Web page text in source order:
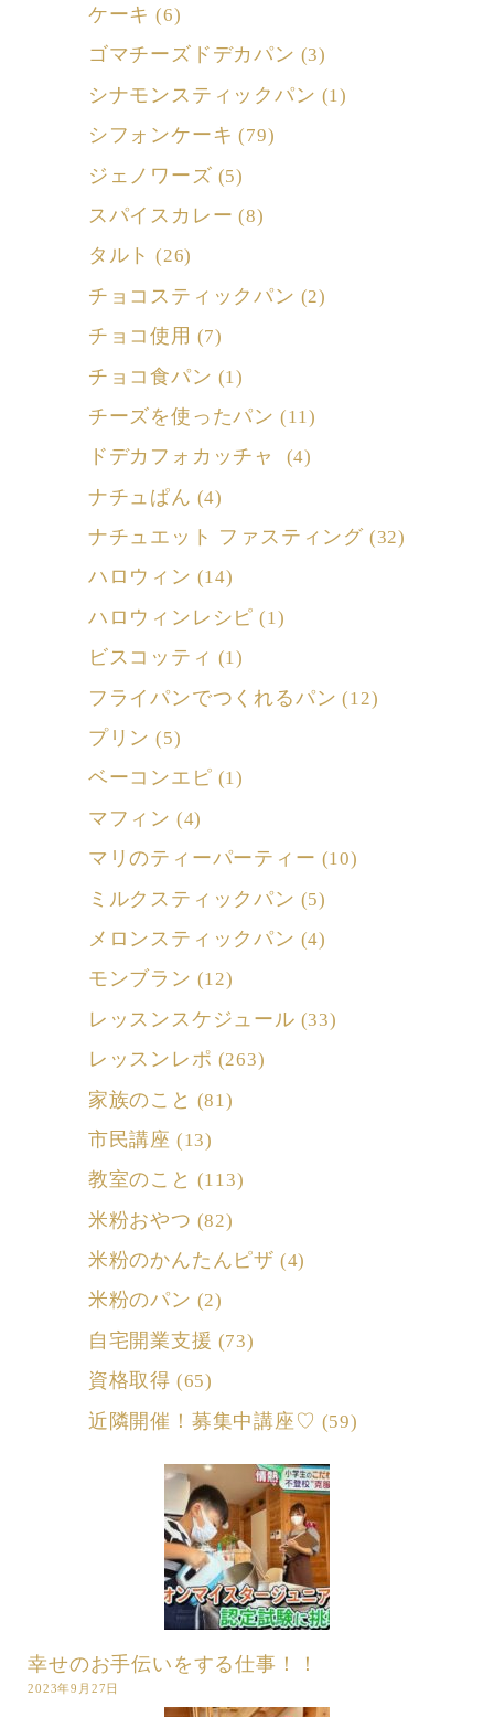
ケーキ (6)
ゴマチーズドデカパン (3)
シナモンスティックパン (1)
シフォンケーキ (79)
ジェノワーズ (5)
スパイスカレー (8)
タルト (26)
チョコスティックパン (2)
チョコ使用 (7)
チョコ食パン (1)
チーズを使ったパン (11)
ドデカフォカッチャ (4)
ナチュぱん (4)
ナチュエット ファスティング (32)
ハロウィン (14)
ハロウィンレシピ (1)
ビスコッティ (1)
フライパンでつくれるパン (12)
プリン (5)
ベーコンエピ (1)
マフィン (4)
マリのティーパーティー (10)
ミルクスティックパン (5)
メロンスティックパン (4)
モンブラン (12)
レッスンスケジュール (33)
レッスンレポ (263)
家族のこと (81)
市民講座 (13)
教室のこと (113)
米粉おやつ (82)
米粉のかんたんピザ (4)
米粉のパン (2)
自宅開業支援 (73)
資格取得 (65)
近隣開催！募集中講座♡ (59)
幸せのお手伝いをする仕事！！
2023年9月27日